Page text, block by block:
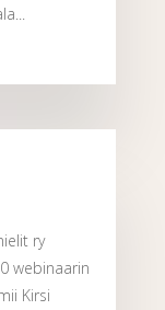
ry
webinaarin
Kirsi